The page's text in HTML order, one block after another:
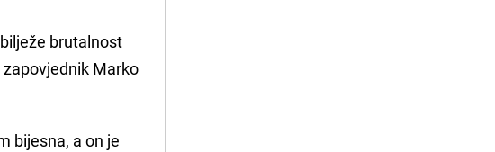
brutalnost
Marko
bijesna, a on je